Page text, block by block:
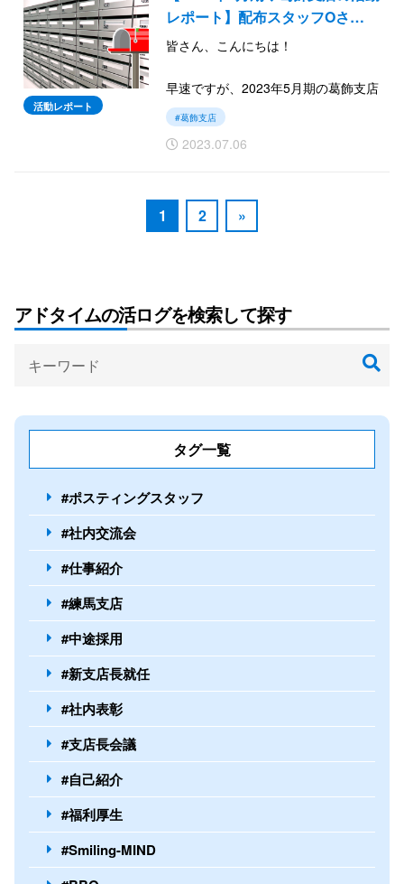
活動レポート
レポート】配布スタッフOさ…
皆さん、こんにちは！
早速ですが、2023年5月期の葛飾支店
の活動レポートを報告いたします。
今月より配布スタッフOさんが入り、
現場指導員として勤務することに。
#葛飾支店
2023.07.06
1 2 »
アドタイムの活ログを検索して探す
タグ一覧
#ポスティングスタッフ
#社内交流会
#仕事紹介
#練馬支店
#中途採用
#新支店長就任
#社内表彰
#支店長会議
#自己紹介
#福利厚生
#Smiling-MIND